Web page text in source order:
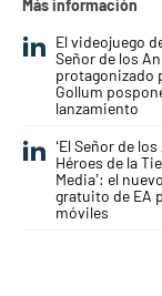
Más información
El videojuego
Señor de los
protagonizado
Gollum
lanzamiento
‘El Señor de
Héroes de la
Media’: el
gratuito de EA
móviles